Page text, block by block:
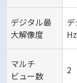
デジタル最
大解像度
Hz
マルチ
ビュー数
2